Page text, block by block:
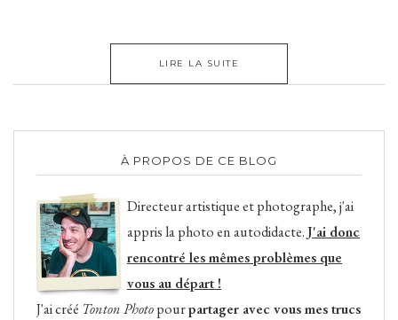
LIRE LA SUITE
À PROPOS DE CE BLOG
Directeur artistique et photographe, j'ai
appris la photo en autodidacte.J'ai donc
rencontré les mêmes problèmes que
vous au départ !
J'ai créé Tonton Photopourpartager avec vous mes trucs